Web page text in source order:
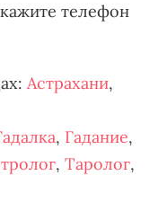
телефон
Астрахани,
, Гадание,
, Таролог,